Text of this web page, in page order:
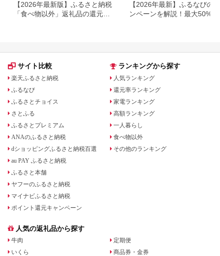
【2026年最新版】ふるさと納税
「食べ物以外」返礼品の還元率
【2026年最新】ふるなびの
ンペーンを解説！最大50%還
サイト比較
楽天ふるさと納税
ふるなび
ふるさとチョイス
さとふる
ふるさとプレミアム
ANAのふるさと納税
dショッピングふるさと納税百選
au PAY ふるさと納税
ふるさと本舗
ヤフーのふるさと納税
マイナビふるさと納税
ポイント還元キャンペーン
ランキングから探す
人気ランキング
還元率ランキング
家電ランキング
高額ランキング
一人暮らし
食べ物以外
その他のランキング
人気の返礼品から探す
牛肉
いくら
定期便
商品券・金券